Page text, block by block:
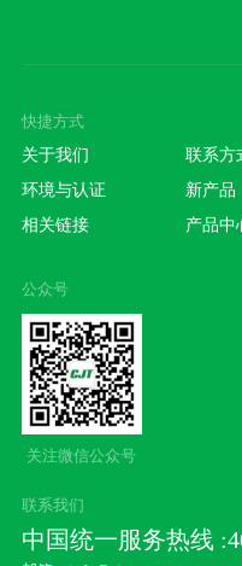
联系我们
中国统一服务热线
快捷方式
关于我们
联系方
环境与认证
新产品
相关链接
产品中
公众号
关注微信公众号